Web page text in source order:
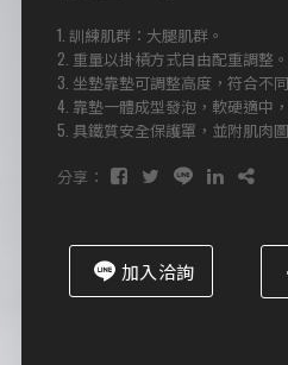
1. 訓練肌群：大腿肌群。
2. 重量以掛槓方式自由配重調整。
3. 坐墊靠墊可調整高度，符合不
4. 靠墊一體成型發泡，軟硬適中
5. 具鐵質安全保護罩，並附肌肉
分享：
加入洽詢